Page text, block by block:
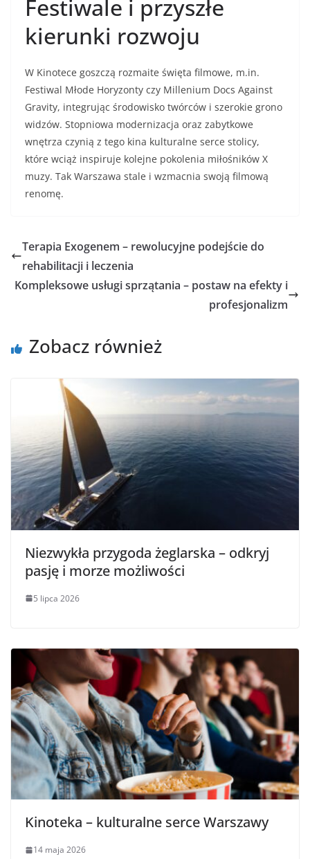
Festiwale i przyszłe
kierunki rozwoju
W Kinotece goszczą rozmaite święta filmowe, m.in.
Festiwal Młode Horyzonty czy Millenium Docs Against
Gravity, integrując środowisko twórców i szerokie grono
widzów. Stopniowa modernizacja oraz zabytkowe
wnętrza czynią z tego kina kulturalne serce stolicy,
które wciąż inspiruje kolejne pokolenia miłośników X
muzy. Tak Warszawa stale i wzmacnia swoją filmową
renomę.
Terapia Exogenem – rewolucyjne podejście do
rehabilitacji i leczenia
Kompleksowe usługi sprzątania – postaw na efekty i
profesjonalizm
Zobacz również
Niezwykła przygoda żeglarska – odkryj
pasję i morze możliwości
5 lipca 2026
Kinoteka – kulturalne serce Warszawy
14 maja 2026